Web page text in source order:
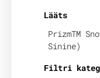
Lääts
PrizmTM
Sinine)
Filtri